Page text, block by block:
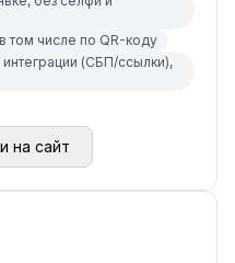
том числе по QR-коду
(СБП/ссылки),
на сайт